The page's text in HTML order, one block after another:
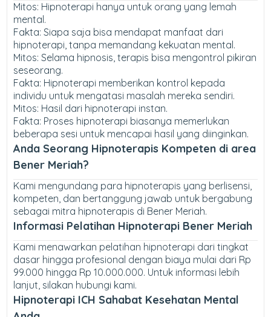
Mitos: Hipnoterapi hanya untuk orang yang lemah
mental.
Fakta: Siapa saja bisa mendapat manfaat dari
hipnoterapi, tanpa memandang kekuatan mental.
Mitos: Selama hipnosis, terapis bisa mengontrol pikiran
seseorang.
Fakta: Hipnoterapi memberikan kontrol kepada
individu untuk mengatasi masalah mereka sendiri.
Mitos: Hasil dari hipnoterapi instan.
Fakta: Proses hipnoterapi biasanya memerlukan
beberapa sesi untuk mencapai hasil yang diinginkan.
Anda Seorang Hipnoterapis Kompeten di area
Bener Meriah?
Kami mengundang para hipnoterapis yang berlisensi,
kompeten, dan bertanggung jawab untuk bergabung
sebagai mitra hipnoterapis di Bener Meriah.
Informasi Pelatihan Hipnoterapi Bener Meriah
Kami menawarkan pelatihan hipnoterapi dari tingkat
dasar hingga profesional dengan biaya mulai dari Rp
99.000 hingga Rp 10.000.000. Untuk informasi lebih
lanjut, silakan hubungi kami.
Hipnoterapi ICH Sahabat Kesehatan Mental